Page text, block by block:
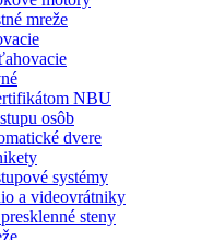
mreže
NBU
osôb
dvere
systémy
a videovrátniky
steny